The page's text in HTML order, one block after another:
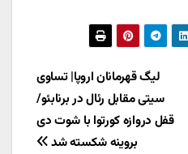
لیگ قهرمانان اروپا| تساوی
سیتی مقابل رئال در برنابئو/
قفل دروازه کورتوا با شوت دی
بروینه شکسته شد